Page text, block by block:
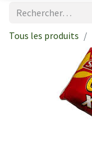
Tous les produits